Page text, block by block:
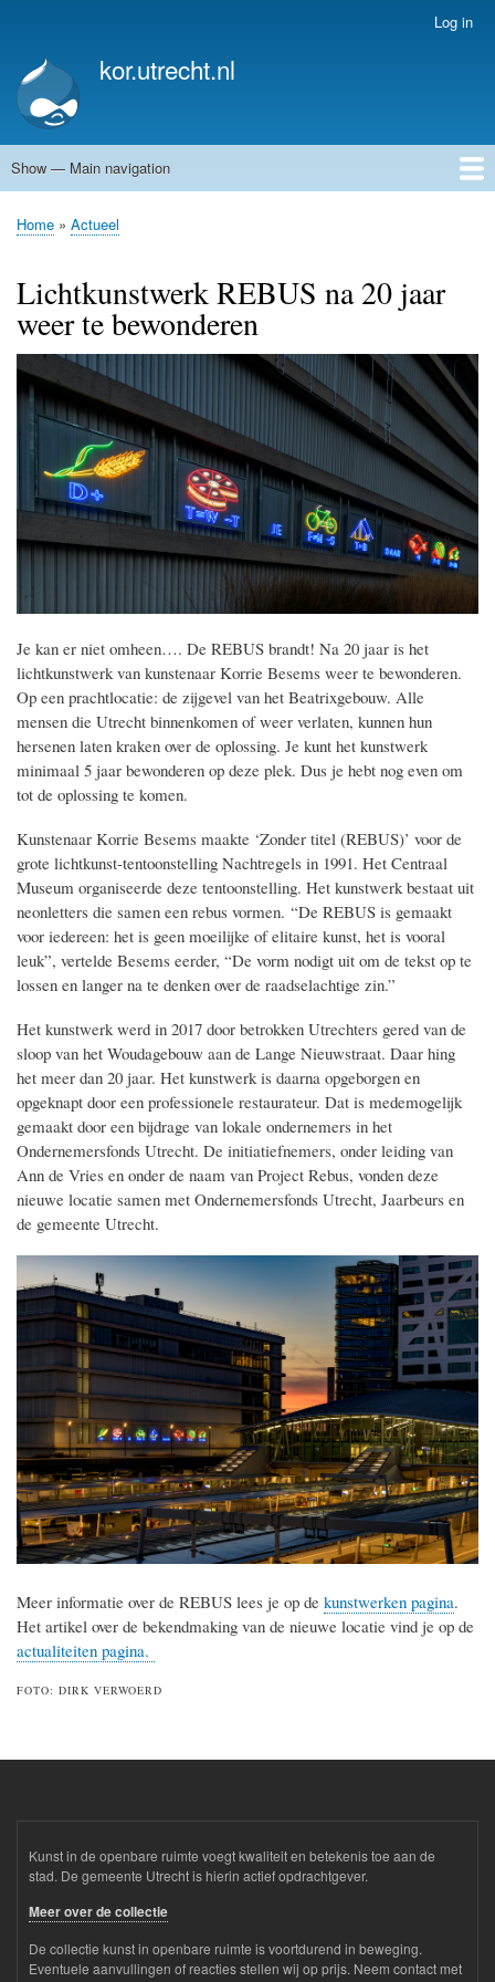
account
menu
Log in
kor.utrecht.nl
Main
Show — Main navigation
Home
Kunstwerken
Actueel
Routes
Breadcrumb
Home Actueel
Lichtkunstwerk REBUS na 20 jaar
weer te bewonderen
Je kan er niet omheen…. De REBUS brandt! Na 20 jaar is het
lichtkunstwerk van kunstenaar Korrie Besems weer te bewonderen.
Op een prachtlocatie: de zijgevel van het Beatrixgebouw. Alle
mensen die Utrecht binnenkomen of weer verlaten, kunnen hun
hersenen laten kraken over de oplossing. Je kunt het kunstwerk
minimaal 5 jaar bewonderen op deze plek. Dus je hebt nog even om
tot de oplossing te komen.
Kunstenaar Korrie Besems maakte ‘Zonder titel (REBUS)’ voor de
grote lichtkunst-tentoonstelling Nachtregels in 1991. Het Centraal
Museum organiseerde deze tentoonstelling. Het kunstwerk bestaat uit
neonletters die samen een rebus vormen. “De REBUS is gemaakt
voor iedereen: het is geen moeilijke of elitaire kunst, het is vooral
leuk”, vertelde Besems eerder, “De vorm nodigt uit om de tekst op te
lossen en langer na te denken over de raadselachtige zin.”
Het kunstwerk werd in 2017 door betrokken Utrechters gered van de
sloop van het Woudagebouw aan de Lange Nieuwstraat. Daar hing
het meer dan 20 jaar. Het kunstwerk is daarna opgeborgen en
opgeknapt door een professionele restaurateur. Dat is medemogelijk
gemaakt door een bijdrage van lokale ondernemers in het
Ondernemersfonds Utrecht. De initiatiefnemers, onder leiding van
Ann de Vries en onder de naam van Project Rebus, vonden deze
nieuwe locatie samen met Ondernemersfonds Utrecht, Jaarbeurs en
de gemeente Utrecht.
Meer informatie over de REBUS lees je op de kunstwerken pagina.
Het artikel over de bekendmaking van de nieuwe locatie vind je op de
actualiteiten pagina.
FOTO: DIRK VERWOERD
Kunst in de openbare ruimte voegt kwaliteit en betekenis toe aan de
stad. De gemeente Utrecht is hierin actief opdrachtgever.
Meer over de collectie
De collectie kunst in openbare ruimte is voortdurend in beweging.
Eventuele aanvullingen of reacties stellen wij op prijs. Neem contact met